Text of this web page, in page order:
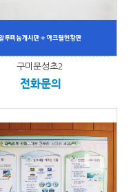
구미문성초2
전화문의